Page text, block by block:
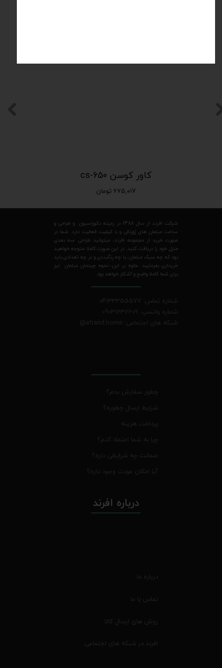
کاور کوسن cs-650
۶۷۵,۰۱۷ تومان
شرکت افرند از سال 1388 در زمینه دکوراسیون و طراحی و
ساخت مبلمان های ژورنالی و با کیفیت فعالیت دارد. شما در
صورت خرید از مجموعه افرند، میتوانید طراحی سه بعدی
منزل خود را دریافت کنید. در این صورت کاملا متوجه خواهید
بود که چه سبک مبلمان، با چه رنگبندی و در چه تعدادی باید
خریداری بفرمایید. علاوه بر این، نحوه چیدمان مبلمان نیز
برای شما کاملا واضح و آشکار خواهد بود.
شماره تماس: 04133355577
شماره واتسپ: 09031237209
شبکه های اجتماعی: afrand.home
@
چطور سفارش بدم؟
شرایط ارسال چطوره؟
پرداخت هزینه
چرا به شما اعتماد کنم؟
ضمانت چه شرایطی داره؟
آیا امکان عودت وجود داره؟
درباره افرند
درباره ما
تماس با ما
روش های ارسال کالا
افرند در شبکه های اجتماعی